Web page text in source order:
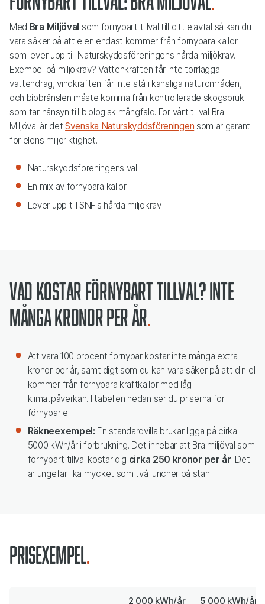
Med Bra Miljöval som förnybart tillval till ditt elavtal så kan du
vara säker på att elen endast kommer från förnybara källor
som lever upp till Naturskyddsföreningens hårda miljökrav.
Exempel på miljökrav? Vattenkraften får inte torrlägga
vattendrag, vindkraften får inte stå i känsliga naturområden,
och biobränslen måste komma från kontrollerade skogsbruk
som tar hänsyn till biologisk mångfald. För vårt tillval Bra
Miljöval är detSvenska Naturskyddsföreningen som är garant
för elens miljöriktighet.
Naturskyddsföreningens val
En mix av förnybara källor
Lever upp till SNF:s hårda miljökrav
Vad kostar förnybart tillval? Inte
många kronor per år
Att vara 100 procent förnybar kostar inte många extra
kronor per år, samtidigt som du kan vara säker på att din el
kommer från förnybara kraftkällor med låg
klimatpåverkan. I tabellen nedan ser du priserna för
förnybar el.
Räkneexempel: En standardvilla brukar ligga på cirka
5000 kWh/år i förbrukning. Det innebär att Bra miljöval som
förnybart tillval kostar dig cirka 250 kronor per år. Det
är ungefär lika mycket som två luncher på stan.
Prisexempel
2 000 kWh/år 5 000 kWh/år